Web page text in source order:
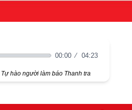
00:00 04:23
Tự hào người làm báo Thanh tra